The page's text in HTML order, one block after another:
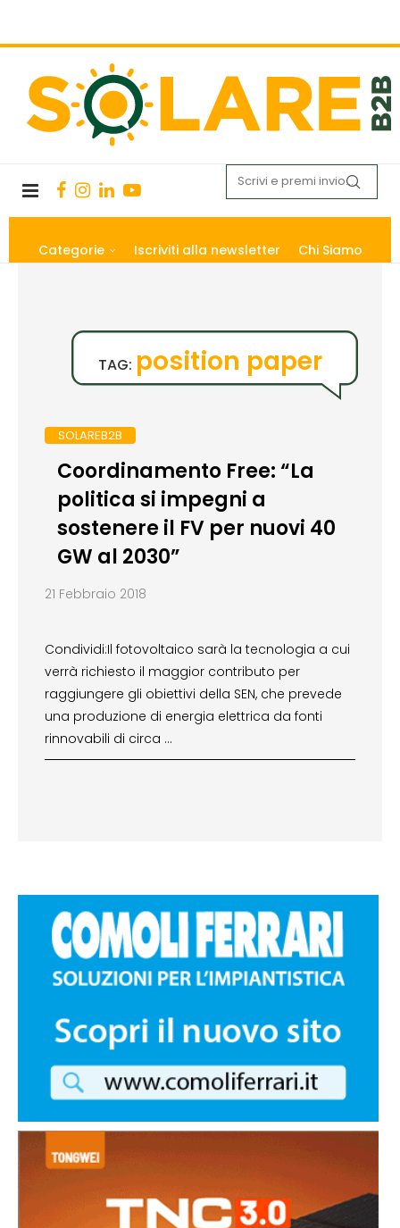
Categorie Iscriviti alla newsletter Chi Siamo
TAG: position paper
SOLAREB2B
Coordinamento Free: “La
politica si impegni a
sostenere il FV per nuovi 40
GW al 2030”
21 Febbraio 2018
Condividi:Il fotovoltaico sarà la tecnologia a cui
verrà richiesto il maggior contributo per
raggiungere gli obiettivi della SEN, che prevede
una produzione di energia elettrica da fonti
rinnovabili di circa …